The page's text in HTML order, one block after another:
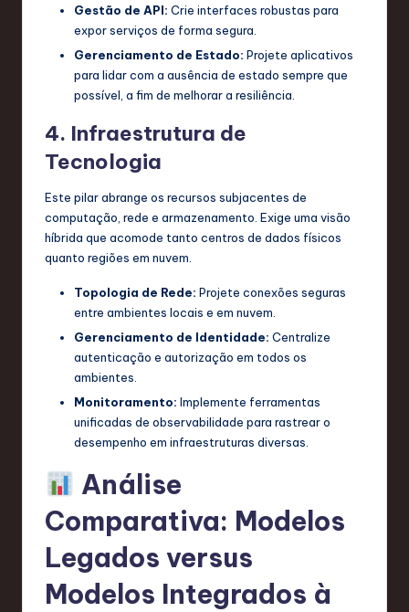
Gestão de API: Crie interfaces robustas para
expor serviços de forma segura.
Gerenciamento de Estado: Projete aplicativos
para lidar com a ausência de estado sempre que
possível, a fim de melhorar a resiliência.
4. Infraestrutura de
Tecnologia
Este pilar abrange os recursos subjacentes de
computação, rede e armazenamento. Exige uma visão
híbrida que acomode tanto centros de dados físicos
quanto regiões em nuvem.
Topologia de Rede: Projete conexões seguras
entre ambientes locais e em nuvem.
Gerenciamento de Identidade: Centralize
autenticação e autorização em todos os
ambientes.
Monitoramento: Implemente ferramentas
unificadas de observabilidade para rastrear o
desempenho em infraestruturas diversas.
Análise
Comparativa: Modelos
Legados versus
Modelos Integrados à